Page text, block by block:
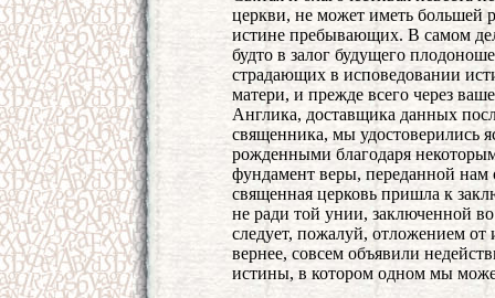
церкви, не может иметь большей
истине пребывающих. В самом
будто в залог будущего
страдающих в исповедовании
матери, и прежде всего через
Англика, доставщика данных
священника, мы удостоверились
рожденными благодаря
фундамент веры, переданной нам
священная церковь пришла к
не ради той унии, заключенной
следует, пожалуй, отложением
вернее, совсем объявили
истины, в котором одном мы